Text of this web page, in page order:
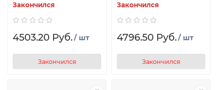
Закончился
4503.20 Руб./ шт
Закончился
Закончился
4796.50 Руб./ шт
Закончился